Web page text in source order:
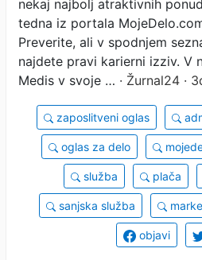
nekaj najbolj atraktivnih
tedna iz portala
Preverite, ali v spodnjem
najdete pravi karierni izziv. V
Medis v svoje … · Žurnal24 ·
zaposlitveni oglas
oglas za delo
služba plača
sanjska služba
objavi